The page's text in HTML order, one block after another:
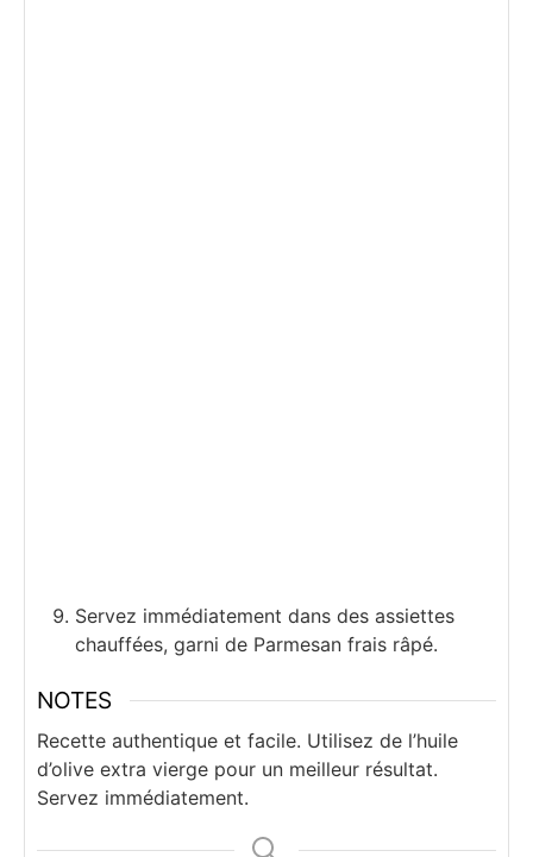
Servez immédiatement dans des assiettes
chauffées, garni de Parmesan frais râpé.
NOTES
Recette authentique et facile. Utilisez de l’huile
d’olive extra vierge pour un meilleur résultat.
Servez immédiatement.